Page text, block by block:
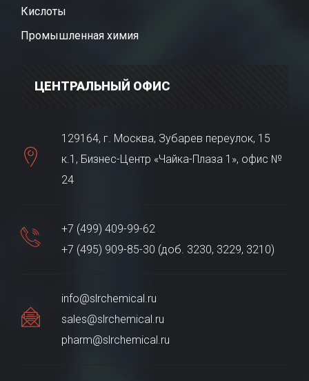
Кислоты
Промышленная химия
ЦЕНТРАЛЬНЫЙ ОФИС
129164, г. Москва, Зубарев переулок, 15
к.1, Бизнес-Центр «Чайка-Плаза 1», офис №
24
+7 (499) 409-99-62
+7 (495) 909-85-30 (доб. 3230, 3229, 3210)
info@slrchemical.ru
sales@slrchemical.ru
pharm@slrchemical.ru